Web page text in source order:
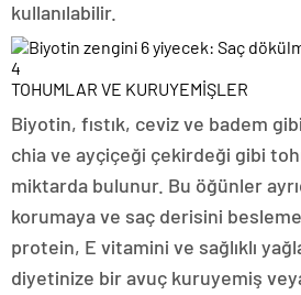
kullanılabilir.
TOHUMLAR VE KURUYEMİŞLER
Biyotin, fıstık, ceviz ve badem
chia ve ayçiçeği çekirdeği gibi
miktarda bulunur. Bu öğünler
korumaya ve saç derisini
protein, E vitamini ve sağlıklı
diyetinize bir avuç kuruyemiş